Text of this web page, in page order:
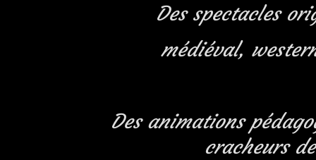
Des spectacles
médiéval,
Des animations
cracheurs